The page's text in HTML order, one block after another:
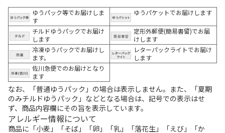
ゆうパック等でお届けしま
す
ゆうパケットでお届けします
チルドゆうパックでお届け
します
定形外郵便(簡易書留)でお届
けします
冷凍ゆうパックでお届けし
ます。
レターパックライトでお届け
します
佐川急便でのお届けとなり
ます
なお、「普通ゆうパック」の場合は表示しません。また、「夏期
のみチルドゆうパック」などとなる場合は、記号での表示はせ
ず、商品内容欄にその旨を表示しています。
アレルギー情報について
商品に「小麦」「そば」「卵」「乳」「落花生」「えび」「か